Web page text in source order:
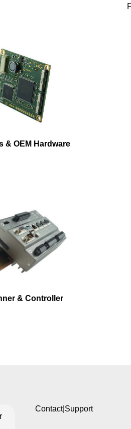
& OEM Hardware
& Controller
Contact|Support